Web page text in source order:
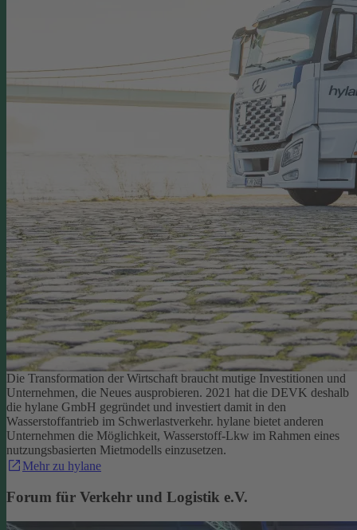
Die Transformation der Wirtschaft braucht mutige Investitionen und
Unternehmen, die Neues ausprobieren. 2021 hat die DEVK deshalb
die hylane GmbH gegründet und investiert damit in den
Wasserstoffantrieb im Schwerlastverkehr. hylane bietet anderen
Unternehmen die Möglichkeit, Wasserstoff-Lkw im Rahmen eines
nutzungsbasierten Mietmodells einzusetzen.
Mehr zu hylane
Forum für Verkehr und Logistik e.V.